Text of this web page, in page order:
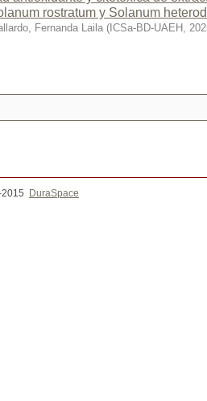
rostratum y Solanum
Fernanda Laila ( ICSa-BD-UAEH ,
DuraSpace